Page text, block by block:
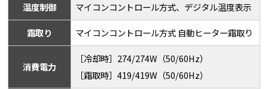
温度制御 マイコンコントロール方式、デジタル温度表示
霜取り マイコンコントロール方式 自動ヒーター霜取り
消費電力
［冷却時］274/274W（50/60Hz）
［霜取時］419/419W（50/60Hz）